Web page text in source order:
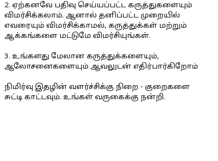
2. ஏற்கனவே பதிவு செய்யப்பட்ட கருத்துகளையும்
விமர்சிக்கலாம். ஆனால் தனிப்பட்ட முறையில்
எவரையும் விமர்சிக்காமல், கருத்துக்கள் மற்றும்
ஆக்கங்களை மட்டுமே விமர்சியுங்கள்.
3. உங்களது மேலான கருத்துக்களையும்,
ஆலோசனைகளையும் ஆவலுடன் எதிர்பார்கிறோம்
நிமிர்வு இதழின் வளர்ச்சிக்கு நிறை - குறைகளை
சுட்டி காட்டவும். உங்கள் வருகைக்கு நன்றி.